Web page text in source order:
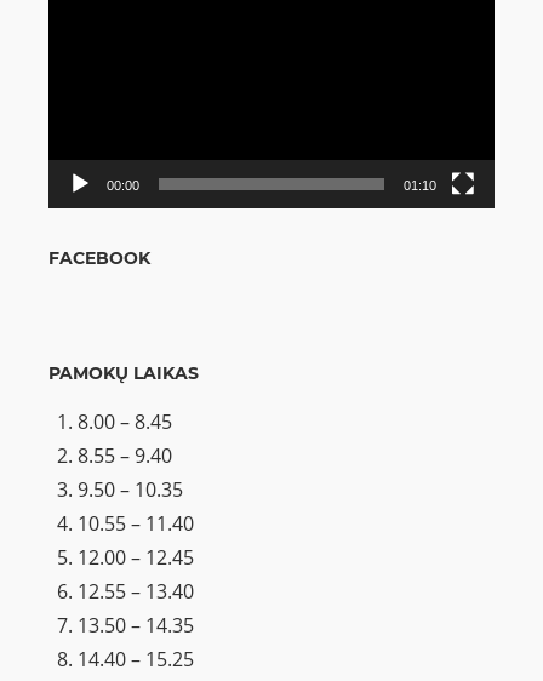
00:00 01:10
FACEBOOK
PAMOKŲ LAIKAS
8.00 – 8.45
8.55 – 9.40
9.50 – 10.35
10.55 – 11.40
12.00 – 12.45
12.55 – 13.40
13.50 – 14.35
14.40 – 15.25